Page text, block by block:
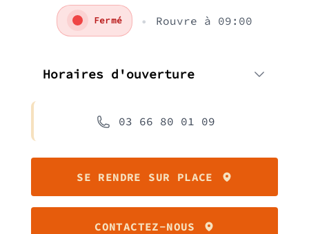
Fermé • Rouvre à 09:00
Horaires d'ouverture
Lundi
Mardi
09:00 - 20:00
03 66 80 01 09
SE RENDRE SUR PLACE
CONTACTEZ-NOUS